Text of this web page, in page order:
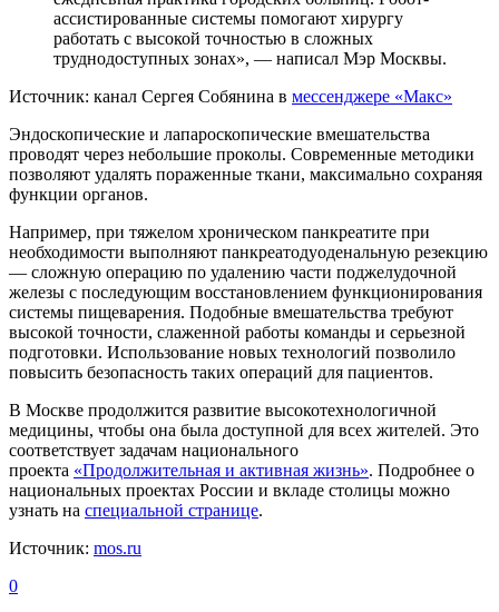
ассистированные системы помогают хирургу
работать с высокой точностью в сложных
труднодоступных зонах», — написал Мэр Москвы.
Источник: канал Сергея Собянина в мессенджере «Макс»
Эндоскопические и лапароскопические вмешательства
проводят через небольшие проколы. Современные методики
позволяют удалять пораженные ткани, максимально сохраняя
функции органов.
Например, при тяжелом хроническом панкреатите при
необходимости выполняют панкреатодуоденальную резекцию
— сложную операцию по удалению части поджелудочной
железы с последующим восстановлением функционирования
системы пищеварения. Подобные вмешательства требуют
высокой точности, слаженной работы команды и серьезной
подготовки. Использование новых технологий позволило
повысить безопасность таких операций для пациентов.
В Москве продолжится развитие высокотехнологичной
медицины, чтобы она была доступной для всех жителей. Это
соответствует задачам национального
проекта «Продолжительная и активная жизнь». Подробнее о
национальных проектах России и вкладе столицы можно
узнать на специальной странице.
Источник: mos.ru
0